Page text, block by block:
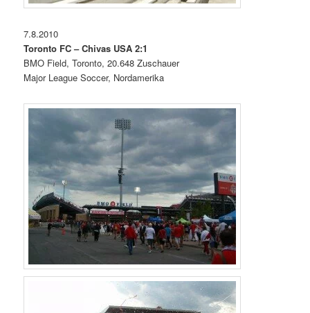
7.8.2010
Toronto FC – Chivas USA 2:1
BMO Field, Toronto, 20.648 Zuschauer
Major League Soccer, Nordamerika